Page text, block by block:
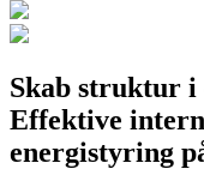
Skab struktur
Effektive
energistyring